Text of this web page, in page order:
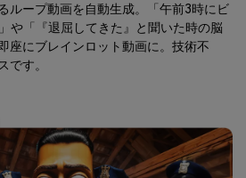
ループ動画を自動生成。「午前3時にビ
や「『退屈してきた』と聞いた時の脳
座にブレインロット動画に。技術不
です。